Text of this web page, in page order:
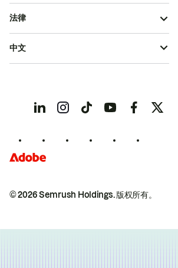
© 2026 Semrush Holdings.版权所有。
法律
中文